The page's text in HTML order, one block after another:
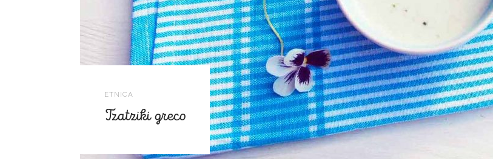
ETNICA
Tzatziki greco